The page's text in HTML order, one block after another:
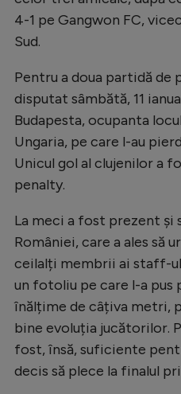
Auto
Alte sporturi
JO 2024
Intră în cont
Creează cont
4-1 pe Gangwon FC,
Sud.
Pentru a doua partidă de
disputat sâmbătă, 11
Budapesta, ocupanta
Ungaria, pe care l-au
Unicul gol al clujenilor a
penalty.
La meci a fost prezent și
României, care a ales să
ceilalți membrii ai staff-
un fotoliu pe care l-a pus
înălțime de câțiva metri,
bine evoluția jucătorilor.
fost, însă, suficiente
decis să plece la finalul